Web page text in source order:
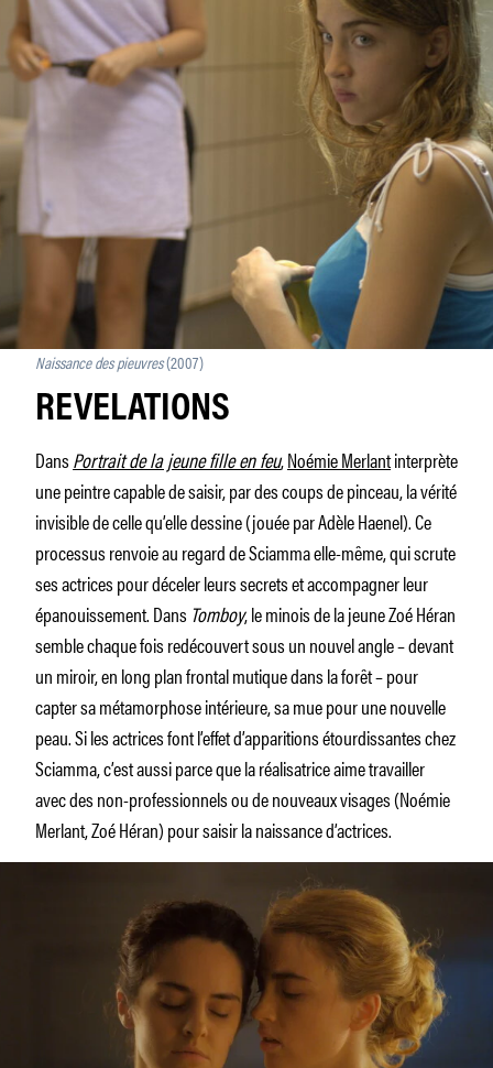
Naissance des pieuvres(2007)
REVELATIONS
DansPortrait de la jeune fille en feu,Noémie Merlantinterprète
une peintre capable de saisir, par des coups de pinceau, la vérité
invisible de celle qu’elle dessine (jouée par Adèle Haenel). Ce
processus renvoie au regard de Sciamma elle-même, qui scrute
ses actrices pour déceler leurs secrets et accompagner leur
épanouissement. Dans Tomboy,le minois de la jeune Zoé Héran
semble chaque fois redécouvert sous un nouvel angle – devant
un miroir, en long plan frontal mutique dans la forêt – pour
capter sa métamorphose intérieure, sa mue pour une nouvelle
peau. Si les actrices font l’effet d’apparitions étourdissantes chez
Sciamma, c’est aussi parce que la réalisatrice aime travailler
avec des non-professionnels ou de nouveaux visages (Noémie
Merlant, Zoé Héran) pour saisir la naissance d’actrices.